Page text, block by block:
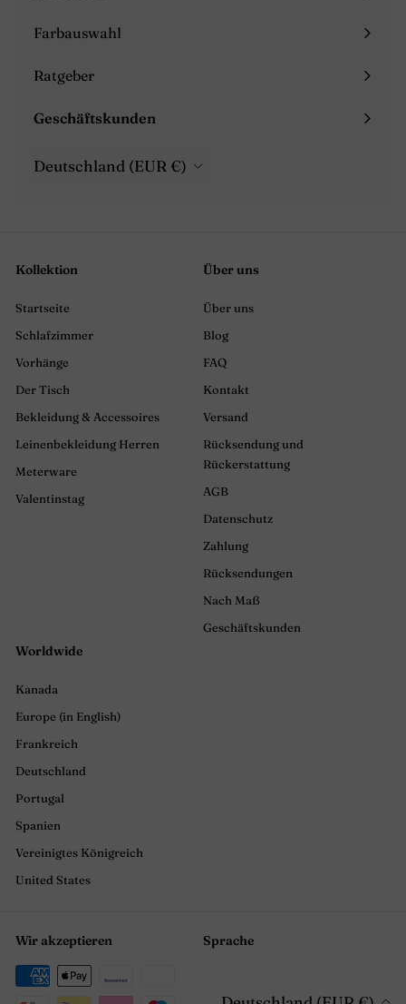
Farbauswahl
Ratgeber
Menü
maximieren
Geschäftskunden
Menü
Deutschland (EUR €)
Kollektion
Startseite
Schlafzimmer
Vorhänge
Der Tisch
Bekleidung & Accessoires
Leinenbekleidung Herren
Meterware
Valentinstag
Über uns
Über uns
Blog
FAQ
Kontakt
Versand
Rücksendung und
Rückerstattung
AGB
Datenschutz
Zahlung
Rücksendungen
Nach Maß
Geschäftskunden
Worldwide
Kanada
Europe (in English)
Frankreich
Deutschland
Portugal
Spanien
Vereinigtes Königreich
United States
Wir akzeptieren Sprache